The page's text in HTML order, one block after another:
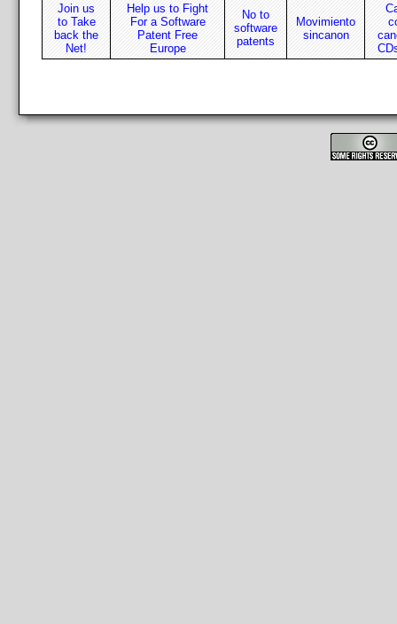
Join us
to Take
back the
Net!
Help us to Fight
For a Software
Patent Free
Europe
No to
software
patents
Movimiento
sincanon